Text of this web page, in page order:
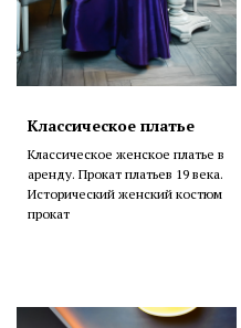
Классическое платье
Классическое женское платье в
аренду. Прокат платьев 19 века.
Исторический женский костюм
прокат